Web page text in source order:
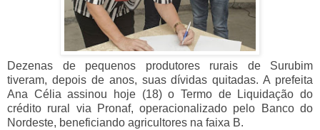
Dezenas de pequenos produtores rurais de Surubim
tiveram, depois de anos, suas dívidas quitadas. A prefeita
Ana Célia assinou hoje (18) o Termo de Liquidação do
crédito rural via Pronaf, operacionalizado pelo Banco do
Nordeste, beneficiando agricultores na faixa B.